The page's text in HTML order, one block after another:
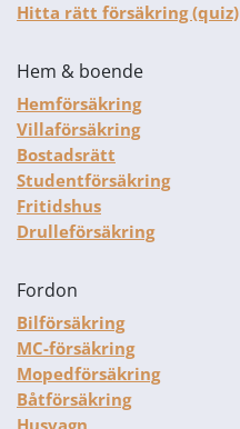
Hitta rätt försäkring (quiz)
Hem & boende
Hemförsäkring
Villaförsäkring
Bostadsrätt
Studentförsäkring
Fritidshus
Drulleförsäkring
Fordon
Bilförsäkring
MC-försäkring
Mopedförsäkring
Båtförsäkring